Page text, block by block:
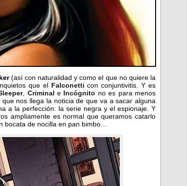
(así con naturalidad y como el que no quiere la
que el Falconetti con conjuntivitis. Y es
, Criminal e Incógnito no es para menos
nos llega la noticia de que va a sacar alguna
a la perfección: la serie negra y el espionaje. Y
ampliamente es normal que queramos catarlo
bocata de nocilla en pan bimbo…